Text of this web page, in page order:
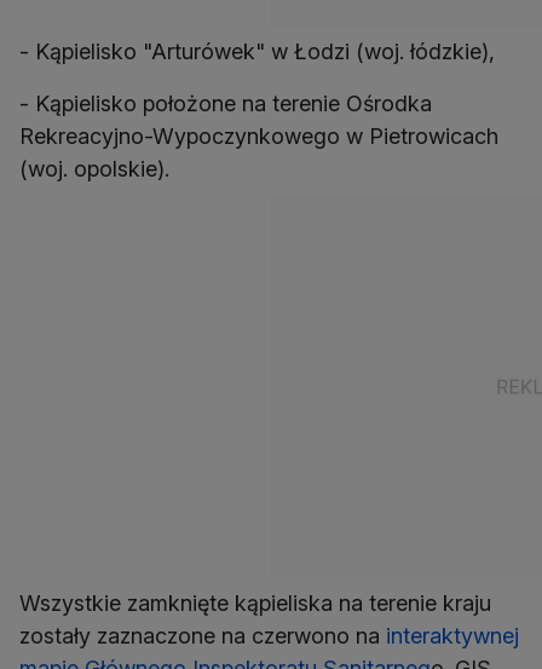
- Kąpielisko "Arturówek" w Łodzi (woj. łódzkie),
- Kąpielisko położone na terenie Ośrodka
Rekreacyjno-Wypoczynkowego w Pietrowicach
(woj. opolskie).
Wszystkie zamknięte kąpieliska na terenie kraju
zostały zaznaczone na czerwono na interaktywnej